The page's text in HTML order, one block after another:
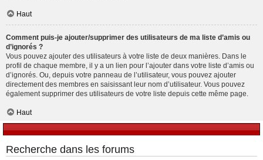
Haut
Comment puis-je ajouter/supprimer des utilisateurs de ma liste d’amis ou
d’ignorés ?
Vous pouvez ajouter des utilisateurs à votre liste de deux manières. Dans le
profil de chaque membre, il y a un lien pour l’ajouter dans votre liste d’amis ou
d’ignorés. Ou, depuis votre panneau de l’utilisateur, vous pouvez ajouter
directement des membres en saisissant leur nom d’utilisateur. Vous pouvez
également supprimer des utilisateurs de votre liste depuis cette même page.
Haut
Recherche dans les forums